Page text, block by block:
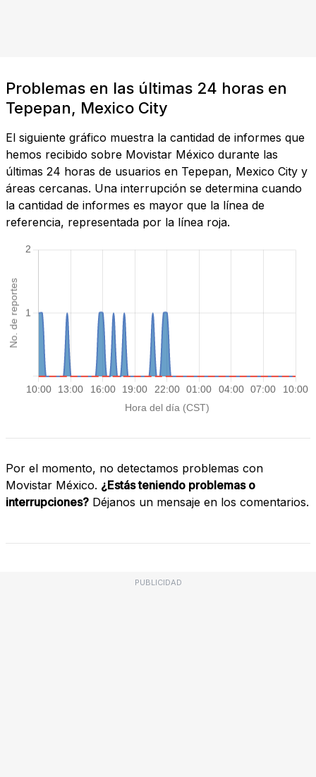
Problemas en las últimas 24 horas en
Tepepan, Mexico City
El siguiente gráfico muestra la cantidad de informes que
hemos recibido sobre Movistar México durante las
últimas 24 horas de usuarios en Tepepan, Mexico City y
áreas cercanas. Una interrupción se determina cuando
la cantidad de informes es mayor que la línea de
referencia, representada por la línea roja.
Por el momento, no detectamos problemas con
Movistar México. ¿Estás teniendo problemas o
interrupciones? Déjanos un mensaje en los comentarios.
PUBLICIDAD